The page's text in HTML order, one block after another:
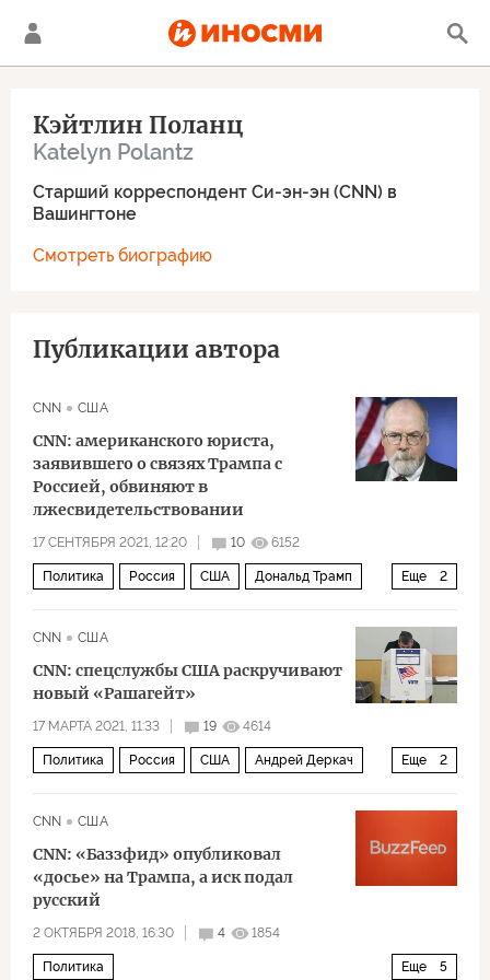
Кэйтлин Поланц
Katelyn Polantz
Старший корреспондент Си-эн-эн (CNN) в
Вашингтоне
Смотреть биографию
Публикации автора
CNN США
CNN: американского юриста,
заявившего о связях Трампа с
Россией, обвиняют в
лжесвидетельствовании
17 СЕНТЯБРЯ 2021, 12:20 10 6152
Еще 2
Политика Россия США Дональд Трамп
CNN
США
CNN: спецслужбы США раскручивают
новый «Рашагейт»
17 МАРТА 2021, 11:33 19 4614
Еще 2
Политика Россия США Андрей Деркач
CNN
США
CNN: «Баззфид» опубликовал
«досье» на Трампа, а иск подал
русский
2 ОКТЯБРЯ 2018, 16:30 4 1854
Еще 5
Политика